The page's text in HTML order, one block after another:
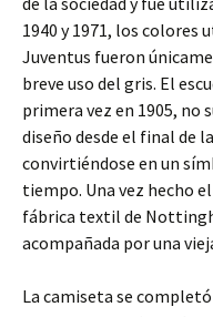
1940 y 1971, los colores
Juventus fueron
breve uso del gris. El
primera vez en 1905, no
diseño desde el final de
convirtiéndose en un
tiempo. Una vez hecho
fábrica textil de
acompañada por una
La camiseta se